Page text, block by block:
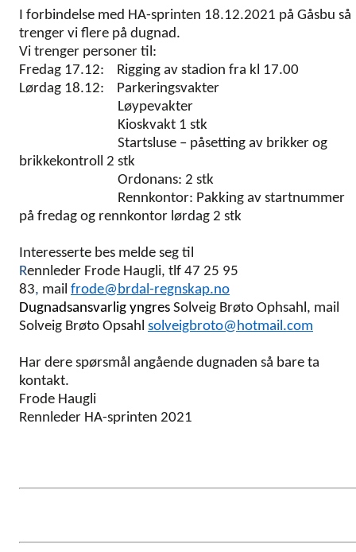
I forbindelse med HA-sprinten 18.12.2021 på Gåsbu så
trenger vi flere på dugnad.
Vi trenger personer til:
Fredag 17.12: Rigging av stadion fra kl 17.00
Lørdag 18.12: Parkeringsvakter
Løypevakter
Kioskvakt 1 stk
Startsluse – påsetting av brikker og
brikkekontroll 2 stk
Ordonans: 2 stk
Rennkontor: Pakking av startnummer
på fredag og rennkontor lørdag 2 stk
Interesserte bes melde seg til
Rennleder Frode Haugli, tlf 47 25 95
83, mail frode@brdal-regnskap.no
Dugnadsansvarlig yngres Solveig Brøto Ophsahl, mail
Solveig Brøto Opsahl solveigbroto@hotmail.com
Har dere spørsmål angående dugnaden så bare ta
kontakt.
Frode Haugli
Rennleder HA-sprinten 2021